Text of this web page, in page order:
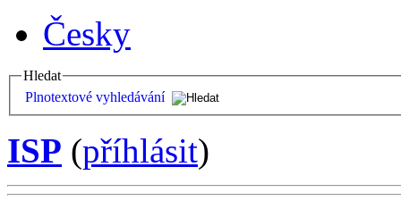
Česky
Hledat
Plnotextové vyhledávání
ISP (příhlásit)